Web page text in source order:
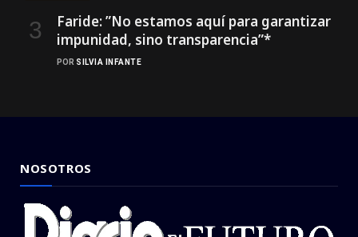
Faride: ”No estamos aquí para garantizar
impunidad, sino transparencia”*
POR SILVIA INFANTE
NOSOTROS